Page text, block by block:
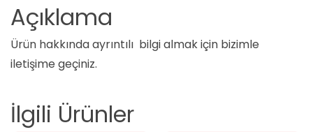
Açıklama
Ürün hakkında ayrıntılı bilgi almak için bizimle
iletişime geçiniz.
İlgili Ürünler